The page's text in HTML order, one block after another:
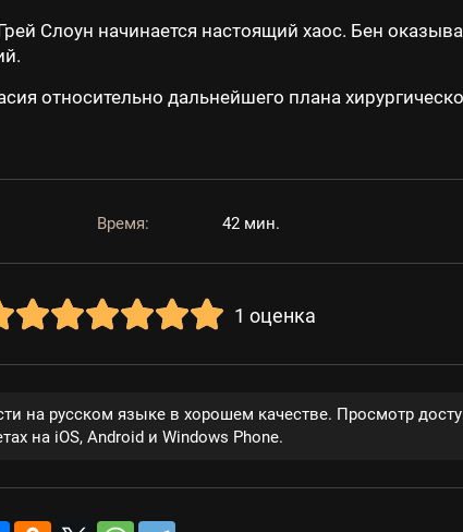
Слоун начинается настоящий хаос. Бен
относительно дальнейшего плана
Время: 42 мин.
1 оценка
на русском языке в хорошем качестве. Просмотр
на iOS, Android и Windows Phone.